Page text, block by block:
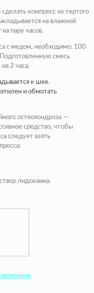
компресс из тертого
на влажной
пару часов.
с медом, необходимо: 100
смесь
2 часа.
к шее.
и обмотать
остеохондроза —
средство, чтобы
следует взять
лидокаина.